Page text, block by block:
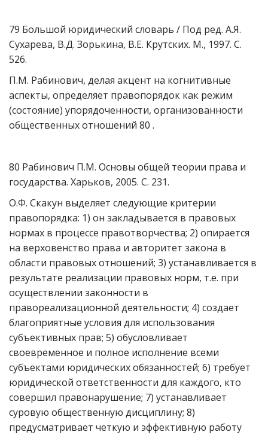
79 Большой юридический словарь / Под ред. А.Я.
Сухарева, В.Д. Зорькина, В.Е. Крутских. М., 1997. С.
526.
П.М. Рабинович, делая акцент на когнитивные
аспекты, определяет правопорядок как режим
(состояние) упорядоченности, организованности
общественных отношений 80 .
80 Рабинович П.М. Основы общей теории права и
государства. Харьков, 2005. С. 231.
О.Ф. Скакун выделяет следующие критерии
правопорядка: 1) он закладывается в правовых
нормах в процессе правотворчества; 2) опирается
на верховенство права и авторитет закона в
области правовых отношений; 3) устанавливается в
результате реализации правовых норм, т.е. при
осуществлении законности в
правореализационной деятельности; 4) создает
благоприятные условия для использования
субъективных прав; 5) обусловливает
своевременное и полное исполнение всеми
субъектами юридических обязанностей; 6) требует
юридической ответственности для каждого, кто
совершил правонарушение; 7) устанавливает
суровую общественную дисциплину; 8)
предусматривает четкую и эффективную работу